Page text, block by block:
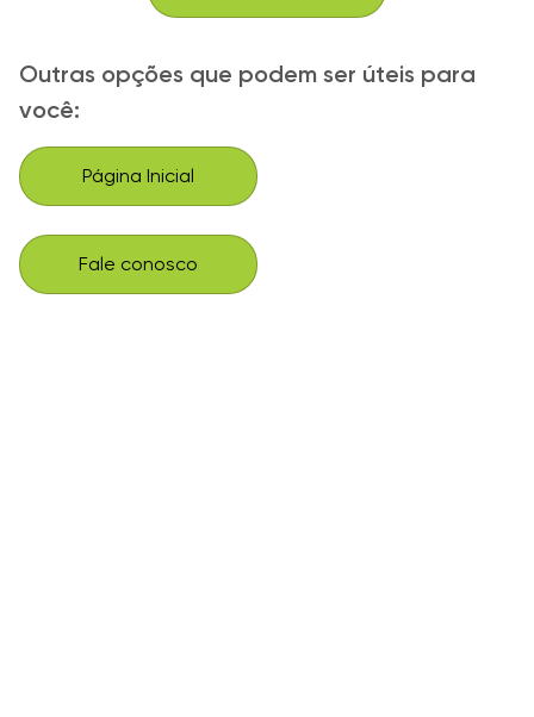
Outras opções que podem ser úteis para
você:
Página Inicial
Fale conosco